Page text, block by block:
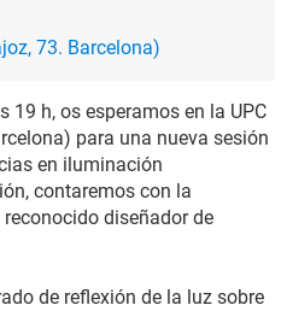
73. Barcelona)
19 h, os esperamos en la UPC
para una nueva sesión
en iluminación
contaremos con la
diseñador de
de reflexión de la luz sobre